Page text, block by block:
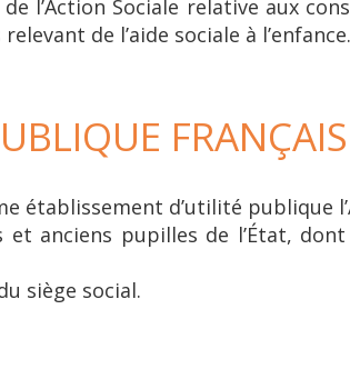
l’Action Sociale relative aux
de l’aide sociale à l’enfance.
établissement d’utilité publique
anciens pupilles de l’État,
siège social.